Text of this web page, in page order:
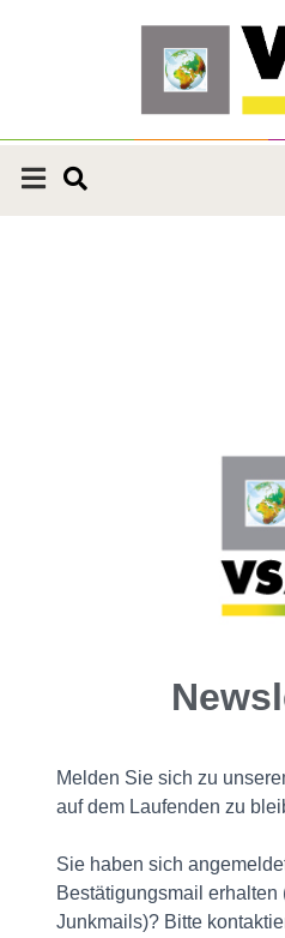
Melden Sie sich zu
auf dem Laufenden zu
Sie haben sich
Bestätigungsmail erhalten
Junkmails)? Bitte